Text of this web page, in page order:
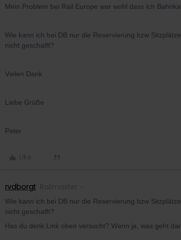
Mein Problem bei Rail Europe war wohl dass ich
Wie kann ich bei DB nur die Reservierung bzw
nicht geschafft?
Vielen Dank
Liebe Grüße
Peter
Like
rvdborgt Railmaster
Wie kann ich bei DB nur die Reservierung bzw
nicht geschafft?
Has du denk Link oben versucht? Wenn ja, was geht